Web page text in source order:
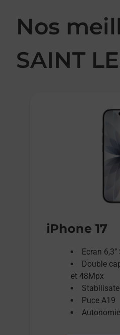
Nos
SAINT
iPhone 17
Ecran
Double
et 48Mpx
Puce A19